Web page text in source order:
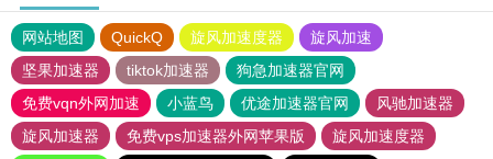
网站地图 QuickQ 旋风加速度器
旋风加速
坚果加速器
tiktok加速器
狗急加速器官网
免费vqn外网加速
小蓝鸟 优途加速器官网
风驰加速器
旋风加速器
免费vps加速器外网苹果版
旋风加速度器